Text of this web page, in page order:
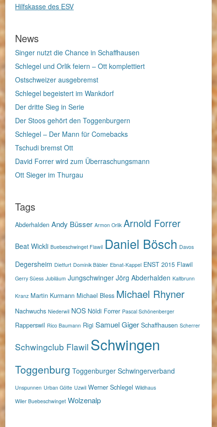
Hilfskasse des ESV
News
Singer nutzt die Chance in Schaffhausen
Schlegel und Orlik feiern – Ott komplettiert
Ostschweizer ausgebremst
Schlegel begeistert im Wankdorf
Der dritte Sieg in Serie
Der Stoos gehört den Toggenburgern
Schlegel – Der Mann für Comebacks
Tschudi bremst Ott
David Forrer wird zum Überraschungsmann
Ott Sieger im Thurgau
Tags
Abderhalden Andy Büsser Armon Orlik Arnold Forrer
Beat Wickli Buebeschwinget Flawil Daniel Bösch Davos
Degersheim Dietfurt Dominik Bäbler Ebnat-Kappel ENST 2015 Flawil
Gerry Süess Jubiläum Jungschwinger Jörg Abderhalden Kaltbrunn
Kranz Martin Kurmann Michael Bless Michael Rhyner
Nachwuchs Niederwil NOS Nöldi Forrer Pascal Schönenberger
Rapperswil Rico Baumann Rigi Samuel Giger Schaffhausen Scherrer
Schwingclub Flawil Schwingen
Toggenburg Toggenburger Schwingerverband
Unspunnen Urban Götte Uzwil Werner Schlegel Wildhaus
Wiler Buebeschwinget Wolzenalp